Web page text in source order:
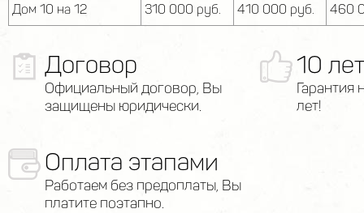
Дом 10 на 12 310 000 руб. 410 000 руб. 460
Договор
Официальный договор, Вы
защищены юридически.
10 лет
Гарантия
лет!
Оплата этапами
Работаем без предоплаты, Вы
платите поэтапно.